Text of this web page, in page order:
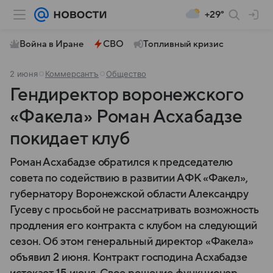
+29°
Война в Иране СВО Топливный кризис
2 июня Коммерсантъ Общество
Гендиректор воронежского
«Факела» Роман Асхабадзе
покидает клуб
Роман Асхабадзе обратился к председателю
совета по содействию в развитии АФК «Факел»,
губернатору Воронежской области Александру
Гусеву с просьбой не рассматривать возможность
продления его контракта с клубом на следующий
сезон. Об этом генеральный директор «Факела»
объявил 2 июня. Контракт господина Асхабадзе